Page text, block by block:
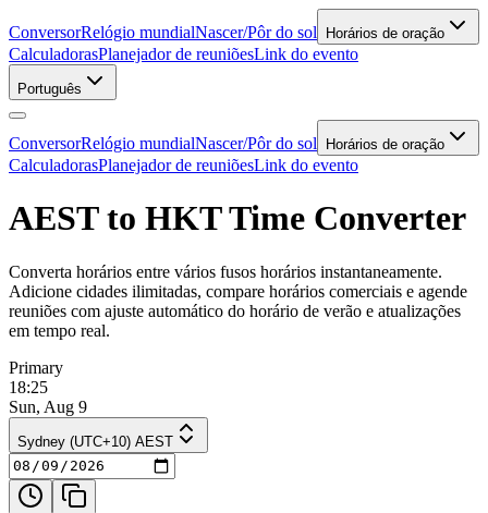
ConversorRelógio mundialNascer/Pôr do sol Horários de oração
CalculadorasPlanejador de reuniõesLink do evento
Português
ConversorRelógio mundialNascer/Pôr do sol Horários de oração
CalculadorasPlanejador de reuniõesLink do evento
AEST to HKT Time Converter
Converta horários entre vários fusos horários instantaneamente.
Adicione cidades ilimitadas, compare horários comerciais e agende
reuniões com ajuste automático do horário de verão e atualizações
em tempo real.
Primary
18:25
Sun, Aug 9
Sydney (UTC+10) AEST